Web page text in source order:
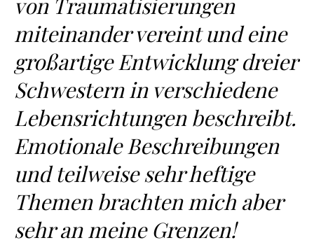
von Traumatisierungen
miteinander vereint und eine
großartige Entwicklung dreier
Schwestern in verschiedene
Lebensrichtungen beschreibt.
Emotionale Beschreibungen
und teilweise sehr heftige
Themen brachten mich aber
sehr an meine Grenzen!